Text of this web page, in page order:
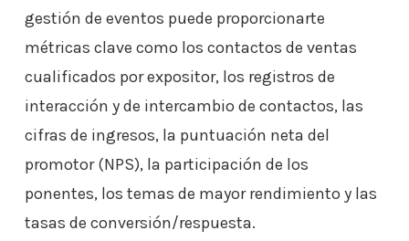
gestión de eventos puede proporcionarte
métricas clave como los contactos de ventas
cualificados por expositor, los registros de
interacción y de intercambio de contactos, las
cifras de ingresos, la puntuación neta del
promotor (NPS), la participación de los
ponentes, los temas de mayor rendimiento y las
tasas de conversión/respuesta.